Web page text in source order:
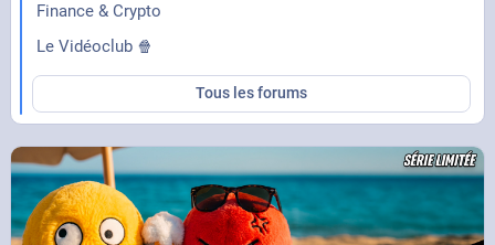
Finance & Crypto
Le Vidéoclub 🍿
Tous les forums